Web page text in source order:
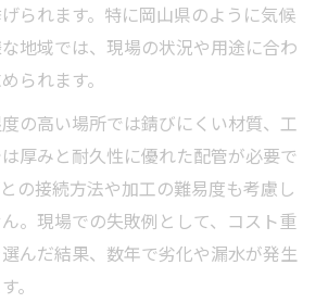
の大手メーカーが注目される理由
活躍する配管工事企業の特徴
業界で評価される技術力とは
型の配管工事企業が選ばれる背景
アで目立つ配管工事企業の強み
徴を押さえた賢い配管工事術
で差がつく材料別の使い分け術
テンレス管の配管工事活用例
られます。特に岡山県のように気候
地域では、現場の状況や用途に合わ
られます。
の高い場所では錆びにくい材質、工
厚みと耐久性に優れた配管が必要で
の接続方法や加工の難易度も考慮し
。現場での失敗例として、コスト重
んだ結果、数年で劣化や漏水が発生
。